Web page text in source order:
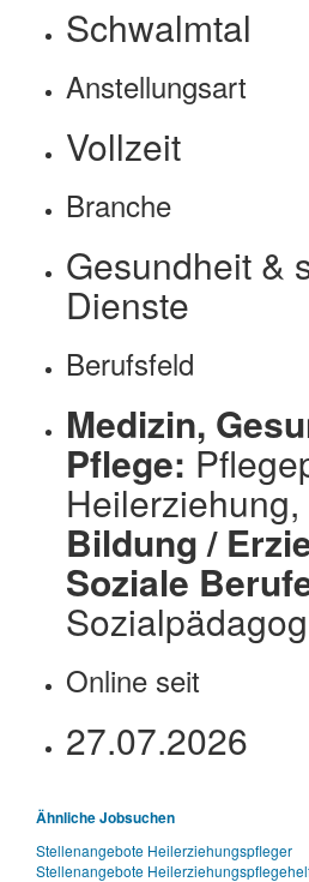
Schwalmtal
Anstellungsart
Vollzeit
Branche
Gesundheit &
Dienste
Berufsfeld
Medizin,
Pflege:
Bildung /
Soziale
Online seit
27.07.2026
Ähnliche Jobsuchen
Stellenangebote Heilerziehungspfleger
Stellenangebote